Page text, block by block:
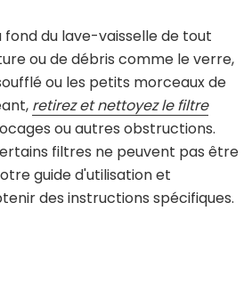
fond du lave-vaisselle de tout
ou de débris comme le verre,
ou les petits morceaux de
retirez et nettoyez le filtre
ou autres obstructions.
filtres ne peuvent pas être
guide d'utilisation et
des instructions spécifiques.